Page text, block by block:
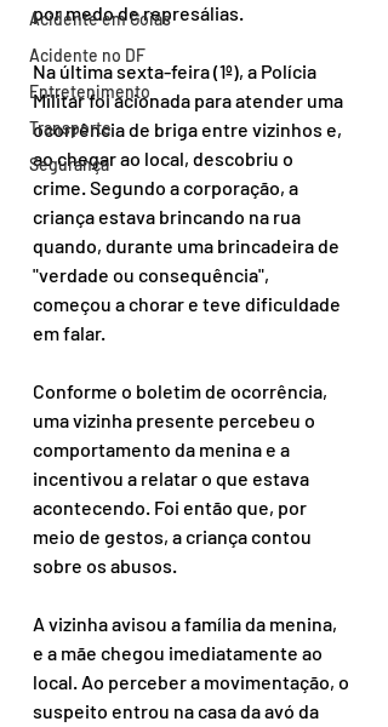
Acidente em Goiás
Acidente no DF
Entretenimento
Transporte
Segurança
por medo de represálias.
Na última sexta-feira (1º), a Polícia
Militar foi acionada para atender uma
ocorrência de briga entre vizinhos e,
ao chegar ao local, descobriu o
crime. Segundo a corporação, a
criança estava brincando na rua
quando, durante uma brincadeira de
"verdade ou consequência",
começou a chorar e teve dificuldade
em falar.
Conforme o boletim de ocorrência,
uma vizinha presente percebeu o
comportamento da menina e a
incentivou a relatar o que estava
acontecendo. Foi então que, por
meio de gestos, a criança contou
sobre os abusos.
A vizinha avisou a família da menina,
e a mãe chegou imediatamente ao
local. Ao perceber a movimentação, o
suspeito entrou na casa da avó da